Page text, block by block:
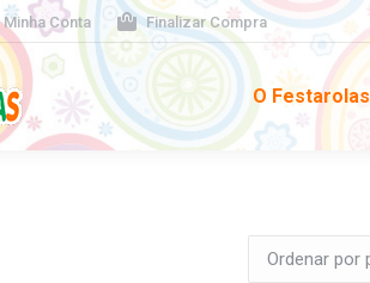
Minha Conta Finalizar Compra
O Festarolas